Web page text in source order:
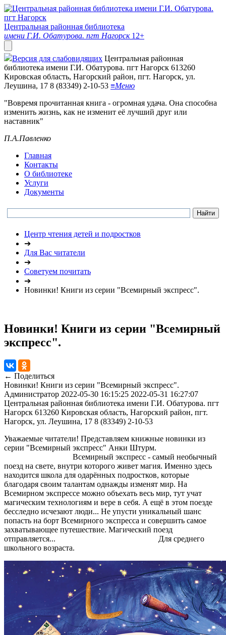
Центральная районная библиотека
имени Г.И. Обатурова. пгт Нагорск 12+
Версия для слабовидящих Центральная районная
библиотека имени Г.И. Обатурова. пгт Нагорск 613260
Кировская область, Нагорский район, пгт. Нагорск, ул.
Леушина, 17 8 (83349) 2-10-53 ≡Меню
"Вовремя прочитанная книга - огромная удача. Она способна
изменить жизнь, как не изменит её лучший друг или
наставник"
П.А.Павленко
Главная
Контакты
О библиотеке
Услуги
Документы
Центр чтения детей и подростков
➔
Для Вас читатели
➔
Советуем почитать
➔
Новинки! Книги из серии "Всемирный экспресс".
Новинки! Книги из серии "Всемирный
экспресс".
← Поделиться
Новинки! Книги из серии "Всемирный экспресс".
Администратор 2022-05-30 16:15:25 2022-05-31 16:27:07
Центральная районная библиотека имени Г.И. Обатурова. пгт
Нагорск 613260 Кировская область, Нагорский район, пгт.
Нагорск, ул. Леушина, 17 8 (83349) 2-10-53
Уважаемые читатели! Представляем книжные новинки из
серии "Всемирный экспресс" Анки Штурм.
Всемирный экспресс - самый необычный
поезд на свете, внутри которого живет магия. Именно здесь
находится школа для одарённых подростков, которые
благодаря своим талантам однажды изменят мир. На
Всемирном экспрессе можно объехать весь мир, тут учат
магическим технологиям и вере в себя. А ещё в этом поезде
бесследно исчезают люди... Не упусти уникальный шанс
попасть на борт Всемирного экспресса и совершить самое
захватывающее путешествие. Магический поезд
отправляется... Для среднего
школьного возраста.